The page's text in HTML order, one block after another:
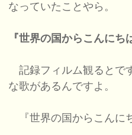
なっていたことやら。
『世界の国からこんにち
記録フィルム観るとで
な歌があるんですよ。
『世界の国からこんに